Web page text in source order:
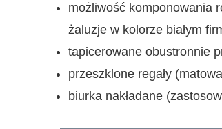
możliwość komponowania
żaluzje w kolorze białym
tapicerowane obustronnie
przeszklone regały
biurka nakładane